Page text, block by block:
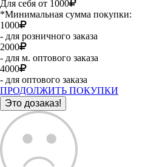
Для себя от 1000
*Минимальная сумма покупки:
1000
- для розничного заказа
2000
- для м. оптового заказа
4000
- для оптового заказа
ПРОДОЛЖИТЬ ПОКУПКИ